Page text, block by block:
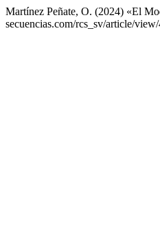
Martínez Peñate, O. (2024) «El
secuencias.com/rcs_sv/article/